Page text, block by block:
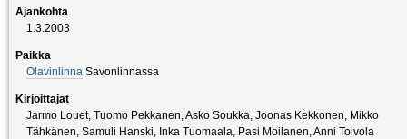
Ajankohta
1.3.2003
Paikka
Olavinlinna Savonlinnassa
Kirjoittajat
Jarmo Louet, Tuomo Pekkanen, Asko Soukka, Joonas Kekkonen, Mikko
Tähkänen, Samuli Hanski, Inka Tuomaala, Pasi Moilanen, Anni Toivola